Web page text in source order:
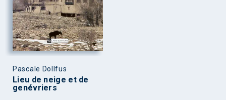
Pascale Dollfus
Lieu de neige et de
genévriers